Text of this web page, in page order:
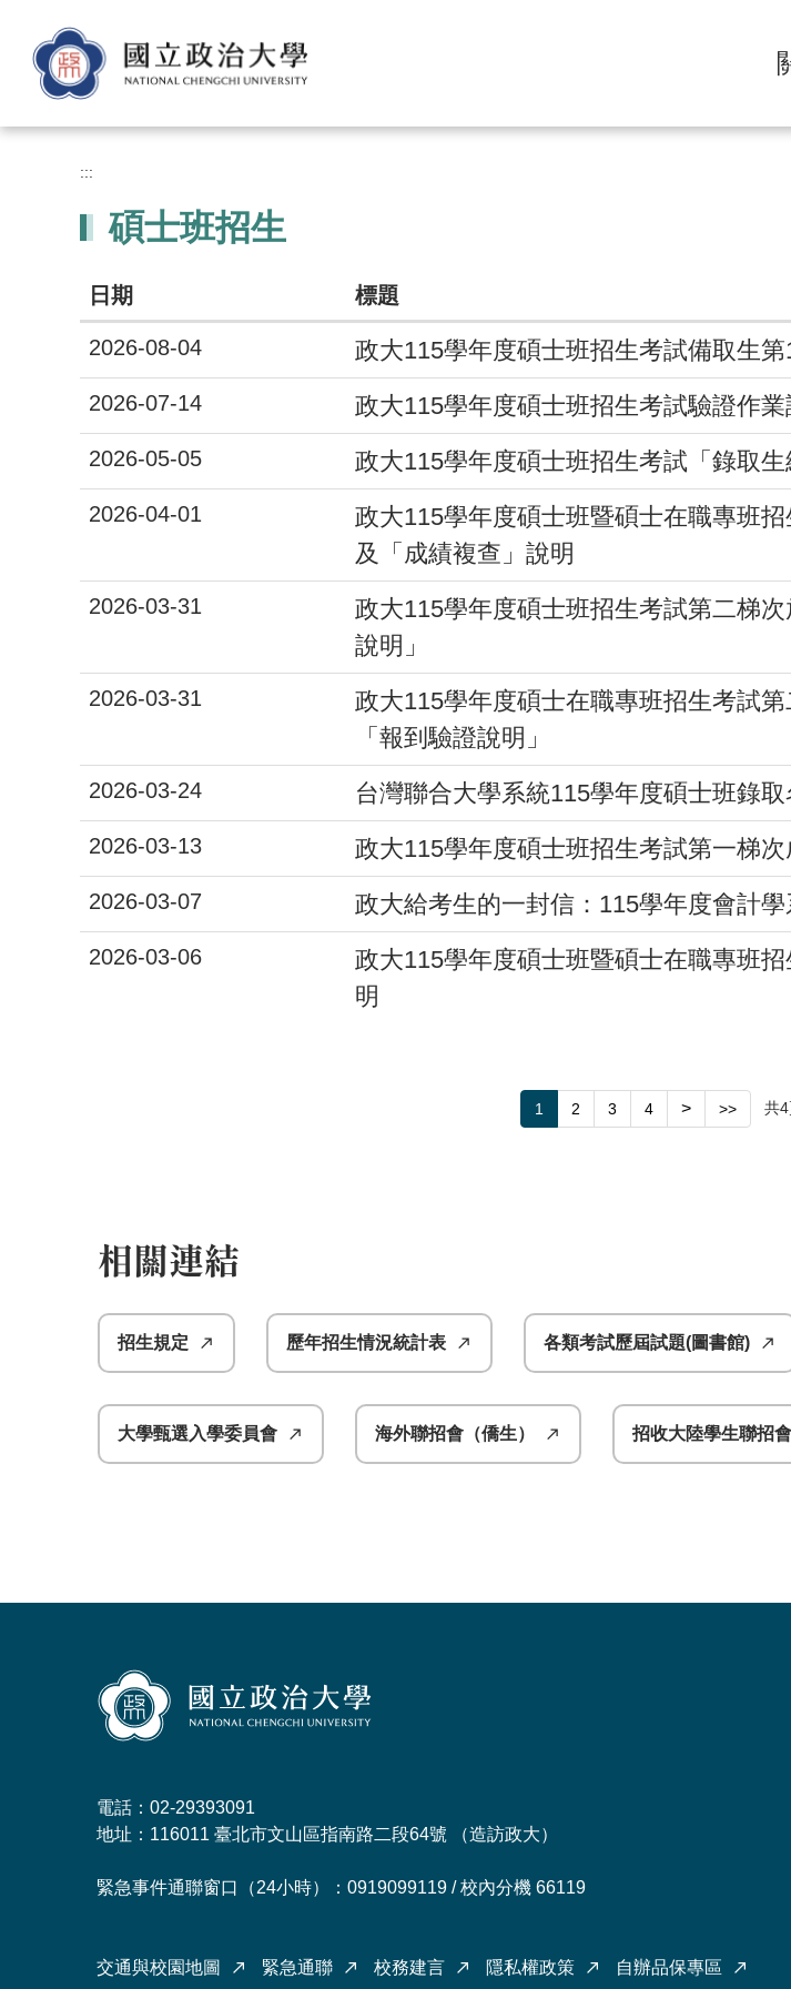
容
:::
碩士班招生
日期 標題
2026-08-04 政大115學年度碩士班招生考試備取生
2026-07-14 政大115學年度碩士班招生考試驗證作業
2026-05-05 政大115學年度碩士班招生考試「錄取
2026-04-01
政大115學年度碩士班暨碩士在職專班
及「成績複查」說明
2026-03-31
政大115學年度碩士班招生考試第二梯
說明」
2026-03-31
政大115學年度碩士在職專班招生考試
「報到驗證說明」
2026-03-24 台灣聯合大學系統115學年度碩士班錄
2026-03-13 政大115學年度碩士班招生考試第一梯
2026-03-07 政大給考生的一封信：115學年度會計
2026-03-06
政大115學年度碩士班暨碩士在職專班
明
1 2 3 4 > >> 共4
相關連結
招生規定 歷年招生情況統計表 各類考試歷屆試題(圖書館)
大學甄選入學委員會 海外聯招會（僑生） 招收大陸學生聯招會
電話：02-29393091
地址：116011 臺北市文山區指南路二段64號 （造訪政大）
緊急事件通聯窗口（24小時）：0919099119 / 校內分機 66119
交通與校園地圖 緊急通聯 校務建言 隱私權政策 自辦品保專區